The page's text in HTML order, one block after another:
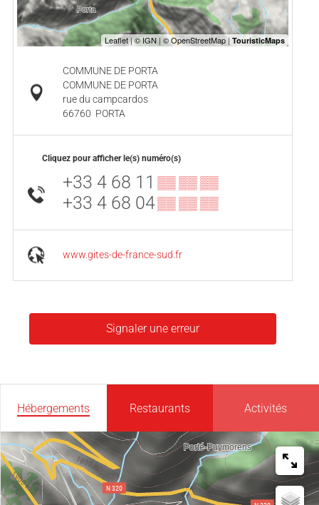
COMMUNE DE PORTA
COMMUNE DE PORTA
rue du campcardos
66760 PORTA
Cliquez pour afficher le(s) numéro(s)
+33 4 68 11 ▒▒ ▒▒ ▒▒
+33 4 68 04▒▒ ▒▒ ▒▒
www.gites-de-france-sud.fr
Signaler une erreur
Hébergements Restaurants Activités